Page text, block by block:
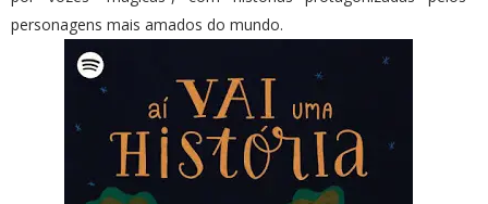
personagens mais amados do mundo.